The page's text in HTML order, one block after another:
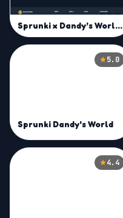
Sprunki x Dandy’s World Mod
5.0
Sprunki Dandy's World
4.4